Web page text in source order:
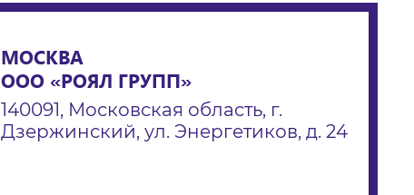
МОСКВА
ООО «РОЯЛ ГРУПП»
140091, Московская область, г.
Дзержинский, ул. Энергетиков, д. 24